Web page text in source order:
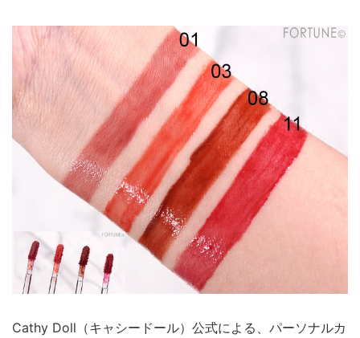
Cathy Doll（キャシードール）公式による、パーソナルカ